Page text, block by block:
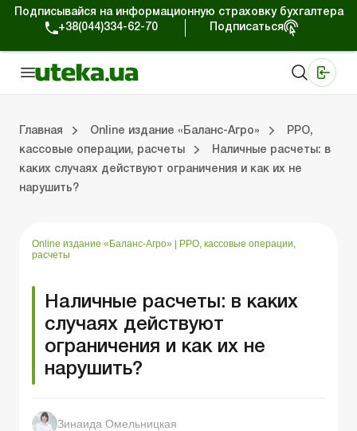
Подписывайся на информационную страховку бухгалтера
+38(044)334-62-70
Подписаться
Главная Online издание «Баланс-Агро»
РРО,
кассовые операции, расчеты
Наличные расчеты: в
каких случаях действуют ограничения и как их не
нарушить?
Online издание «Баланс-Агро»
РРО, кассовые операции,
расчеты
Наличные расчеты: в каких
случаях действуют
ограничения и как их не
нарушить?
Зинаида Омельницкая